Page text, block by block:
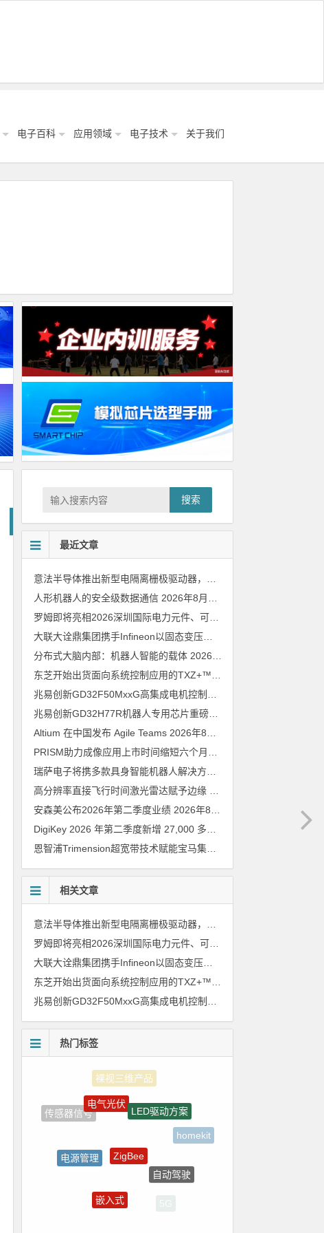
电子百科 应用领域 电子技术 关于我们
搜索
最近文章
人形机器人的安全级数据通信 2026年8月8日
罗姆即将亮相2026深圳国际电力元件、可再生能源管理展览会暨研讨会
大联大诠鼎集团携手Infineon以固态变压器重构配电效率新标杆
分布式大脑内部：机器人智能的载体 2026年8月6日
兆易创新GD32H77R机器人专用芯片重磅亮相，精准赋能伺服驱动与关节控制
Altium 在中国发布 Agile Teams 2026年8月6日
安森美公布2026年第二季度业绩 2026年8月6日
恩智浦Trimension超宽带技术赋能宝马集团Digital Key Plus及生命体存在检测功能
相关文章
罗姆即将亮相2026深圳国际电力元件、可再生能源管理展览会暨研讨会
大联大诠鼎集团携手Infineon以固态变压器重构配电效率新标杆
热门标签
传感器信号
homekit